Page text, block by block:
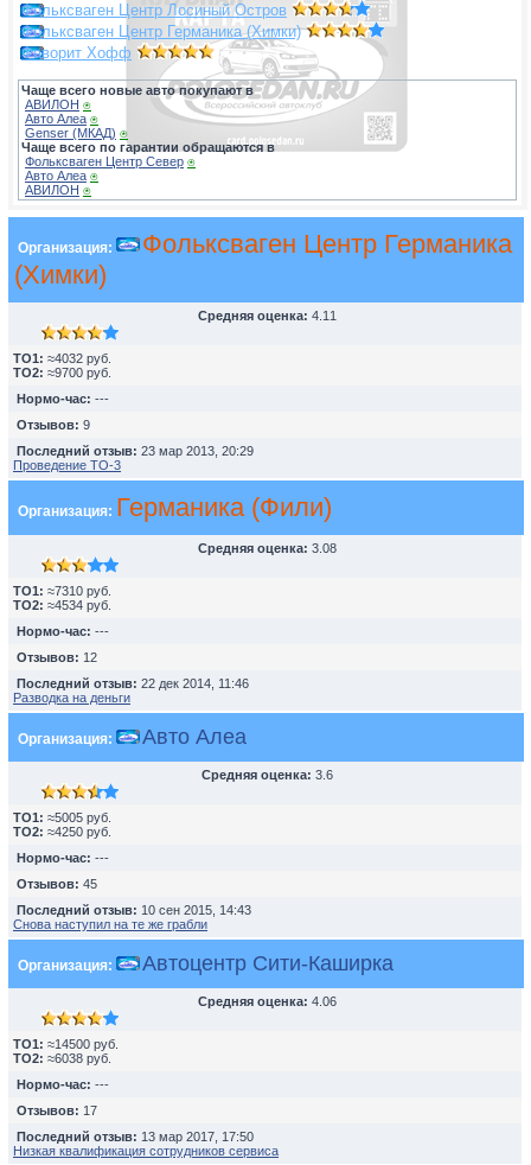
Фольксваген Центр Лосиный Остров
Фольксваген Центр Германика (Химки)
Фаворит Хофф
Чаще всего новые авто покупают в
АВИЛОН ⍟
Авто Алеа ⍟
Genser (МКАД) ⍟
Чаще всего по гарантии обращаются в
Фольксваген Центр Север ⍟
Авто Алеа ⍟
АВИЛОН ⍟
Организация:
Фольксваген Центр Германика
(Химки)
Средняя оценка: 4.11
TO1: ≈4032 руб.
TO2: ≈9700 руб.
Нормо-час: ---
Отзывов: 9
Последний отзыв: 23 мар 2013, 20:29
Проведение ТО-3
Организация: Германика (Фили)
Средняя оценка: 3.08
TO1: ≈7310 руб.
TO2: ≈4534 руб.
Нормо-час: ---
Отзывов: 12
Последний отзыв: 22 дек 2014, 11:46
Разводка на деньги
Организация: Авто Алеа
Средняя оценка: 3.6
TO1: ≈5005 руб.
TO2: ≈4250 руб.
Нормо-час: ---
Отзывов: 45
Последний отзыв: 10 сен 2015, 14:43
Снова наступил на те же грабли
Организация: Автоцентр Сити-Каширка
Средняя оценка: 4.06
TO1: ≈14500 руб.
TO2: ≈6038 руб.
Нормо-час: ---
Отзывов: 17
Последний отзыв: 13 мар 2017, 17:50
Низкая квалификация сотрудников сервиса